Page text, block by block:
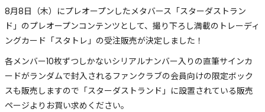
8月8日（木）にプレオープンしたメタバース「スターダストラン
ド」のプレオープンコンテンツとして、撮り下ろし満載のトレーディ
ングカード「スタトレ」の受注販売が決定しました！
各メンバー10枚ずつしかないシリアルナンバー入りの直筆サインカ
ードがランダムで封入されるファンクラブの会員向けの限定ボック
スも販売しますので「スターダストランド」に設置されている販売
ページよりお買い求めください。